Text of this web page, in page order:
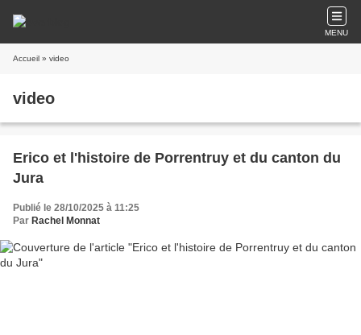
MENU
Accueil » video
video
Erico et l'histoire de Porrentruy et du canton du
Jura
Publié le 28/10/2025 à 11:25
Par Rachel Monnat